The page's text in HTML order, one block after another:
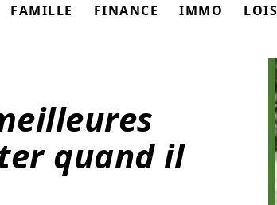
FAMILLE FINANCE IMMO
quand il